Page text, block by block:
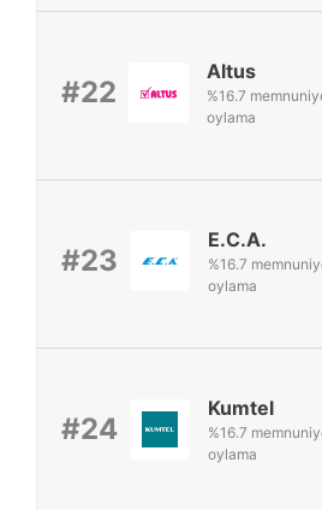
#22
Altus
%16.7
oylama
#23
E.C.A.
%16.7
oylama
#24
Kumtel
%16.7
oylama